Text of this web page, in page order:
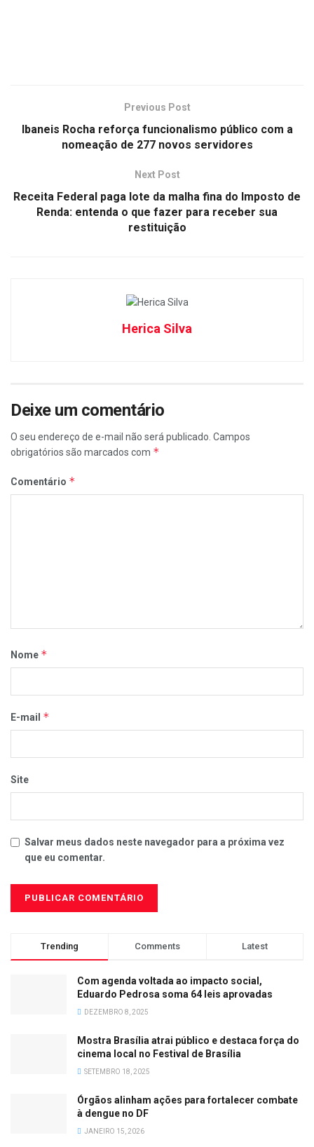
Previous Post
Ibaneis Rocha reforça funcionalismo público com a
nomeação de 277 novos servidores
Next Post
Receita Federal paga lote da malha fina do Imposto de
Renda: entenda o que fazer para receber sua
restituição
Herica Silva
Deixe um comentário
O seu endereço de e-mail não será publicado. Campos
obrigatórios são marcados com *
Comentário *
Nome *
E-mail *
Site
Salvar meus dados neste navegador para a próxima vez
que eu comentar.
Trending Comments Latest
Com agenda voltada ao impacto social,
Eduardo Pedrosa soma 64 leis aprovadas
DEZEMBRO 8, 2025
Mostra Brasília atrai público e destaca força do
cinema local no Festival de Brasília
SETEMBRO 18, 2025
Órgãos alinham ações para fortalecer combate
à dengue no DF
JANEIRO 15, 2026